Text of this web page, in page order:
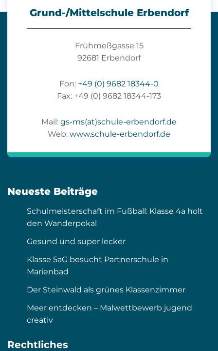
Grund-/Mittelschule Erbendorf
Frühmeßgasse 15
92681 Erbendorf
Fon: +49 (0) 9682 18344-0
Fax: +49 (0) 9682 18344-173
Mail: gs-ms(at)schule-erbendorf.de
Web: www.schule-erbendorf.de
Neueste Beiträge
Schulmeisterschaft im Fußball: Klasse 4a holt
den Wanderpokal
Gesund und super lecker
Klasse 5aG besucht Partnerschule in
Marienbad
Der Steinwald als grünes Klassenzimmer
Meer entdecken – Malwettbewerb jugend
creativ
Rechtliches